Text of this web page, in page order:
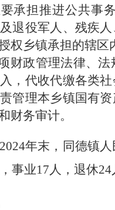
承担推进公共事
退役军人、残疾
权乡镇承担的辖区
财政管理法律、
，代收代缴各类
管理本乡镇国有
财务审计。
2024年末， 同德镇
事业17人，退休24